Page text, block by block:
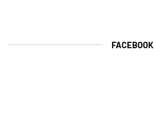
FACEBOOK